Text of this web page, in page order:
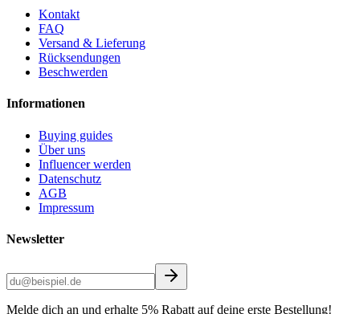
Kontakt
FAQ
Versand & Lieferung
Rücksendungen
Beschwerden
Informationen
Buying guides
Über uns
Influencer werden
Datenschutz
AGB
Impressum
Newsletter
Melde dich an und erhalte 5% Rabatt auf deine erste Bestellung!